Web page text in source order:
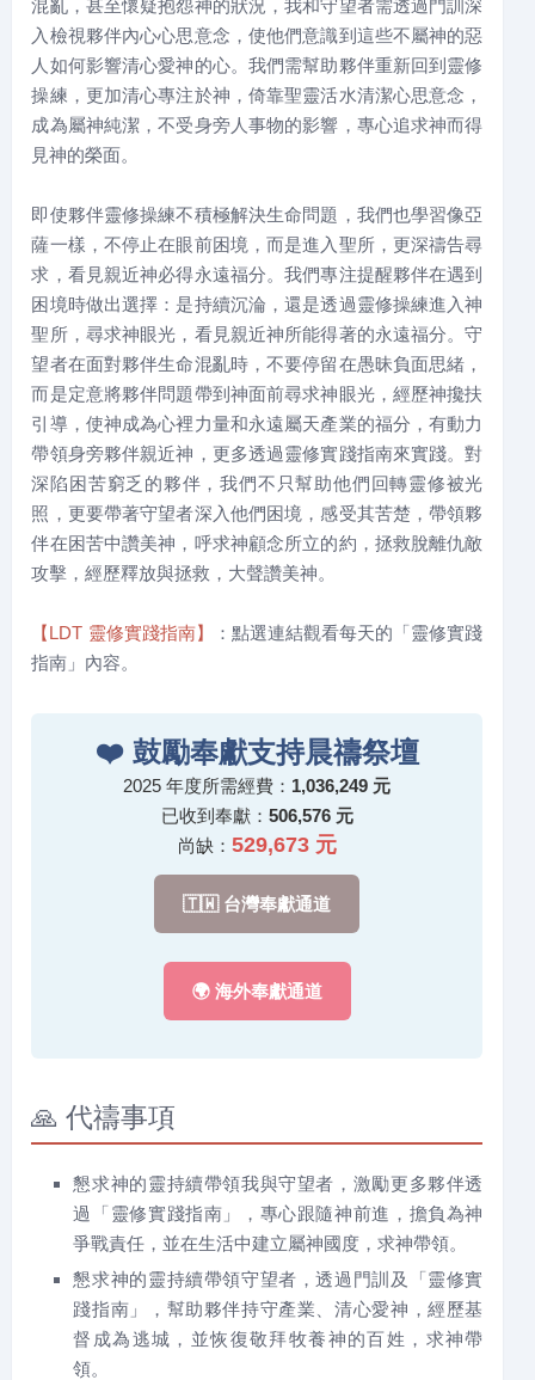
混亂，甚至懷疑抱怨神的狀況，我和守望者需透過門訓深
入檢視夥伴內心心思意念，使他們意識到這些不屬神的惡
人如何影響清心愛神的心。我們需幫助夥伴重新回到靈修
操練，更加清心專注於神，倚靠聖靈活水清潔心思意念，
成為屬神純潔，不受身旁人事物的影響，專心追求神而得
見神的榮面。
即使夥伴靈修操練不積極解決生命問題，我們也學習像亞
薩一樣，不停止在眼前困境，而是進入聖所，更深禱告尋
求，看見親近神必得永遠福分。我們專注提醒夥伴在遇到
困境時做出選擇：是持續沉淪，還是透過靈修操練進入神
聖所，尋求神眼光，看見親近神所能得著的永遠福分。守
望者在面對夥伴生命混亂時，不要停留在愚昧負面思緒，
而是定意將夥伴問題帶到神面前尋求神眼光，經歷神攙扶
引導，使神成為心裡力量和永遠屬天產業的福分，有動力
帶領身旁夥伴親近神，更多透過靈修實踐指南來實踐。對
深陷困苦窮乏的夥伴，我們不只幫助他們回轉靈修被光
照，更要帶著守望者深入他們困境，感受其苦楚，帶領夥
伴在困苦中讚美神，呼求神顧念所立的約，拯救脫離仇敵
攻擊，經歷釋放與拯救，大聲讚美神。
【LDT 靈修實踐指南】
：點選連結觀看每天的「靈修實踐
指南」內容。
❤️鼓勵奉獻支持晨禱祭壇
2025 年度所需經費： 1,036,249 元
已收到奉獻： 506,576 元
尚缺： 529,673 元
🇹🇼 台灣奉獻通道
🌍 海外奉獻通道
🙏 代禱事項
懇求神的靈持續帶領我與守望者，激勵更多夥伴透
過「靈修實踐指南」，專心跟隨神前進，擔負為神
爭戰責任，並在生活中建立屬神國度，求神帶領。
懇求神的靈持續帶領守望者，透過門訓及「靈修實
踐指南」，幫助夥伴持守產業、清心愛神，經歷基
督成為逃城，並恢復敬拜牧養神的百姓，求神帶
領。